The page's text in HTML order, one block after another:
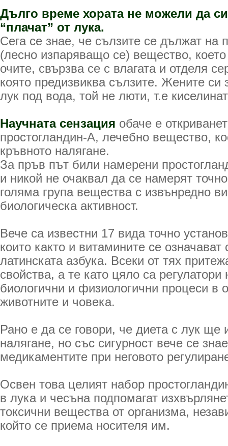
Дълго време хората не можели да
“плачат” от лука.
Сега се знае, че сълзите се дължат на
(лесно изпаряващо се) вещество, което
очите, свързва се с влагата и отделя
която предизвиква сълзите. Жените си
лук под вода, той не люти, т.е
Научната сензация обаче е
простогландин-А, лечебно вещество,
кръвното налягане.
За пръв път били намерени
и никой не очаквал да се намерят
голяма група вещества с извънредно
биологическа активност.
Вече са известни 17 вида точно
които както и витамините се означават
латинската азбука. Всеки от тях
свойства, а те като цяло са
биологични и физиологични процеси в
животните и човека.
Рано е да се говори, че диета с лук ще
налягане, но със сигурност вече се
медикаментите при неговото
Освен това целият набор
в лука и чесъна подпомагат
токсични вещества от организма,
който се приема носителя им.